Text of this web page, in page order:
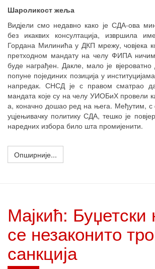
Шароликост жеља
Видјели смо недавно како је СДА-ова
без икаквих консултација, извршила
Гордана Милинића у ДКП мрежу, човјека
претходном мандату на челу ФИПА
буде награђен. Дакле, мало је
попуне појединих позиција у
напредак. СНСД је с правом сматрао
мандата које су на челу УИОБиХ провели
а, коначно дошао ред на њега. Међутим, с
уцјењивачку политику СДА, тешко је
наредних избора било шта промијенити.
Опширније...
Мајкић: Буџетски
се незаконито
санкција